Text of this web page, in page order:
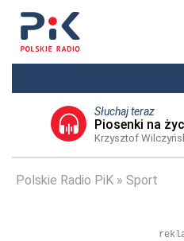
Słuchaj teraz
Piosenki na
Krzysztof
Polskie Radio PiK Sport